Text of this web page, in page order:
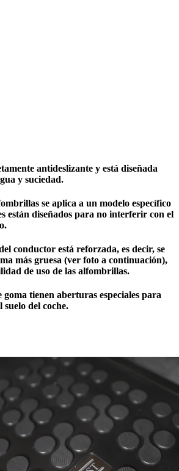
antideslizante y está diseñada
y suciedad.
se aplica a un modelo específico
están diseñados para no interferir con el
conductor está reforzada, es decir, se
más gruesa (ver foto a continuación),
de uso de las alfombrillas.
tienen aberturas especiales para
del coche.